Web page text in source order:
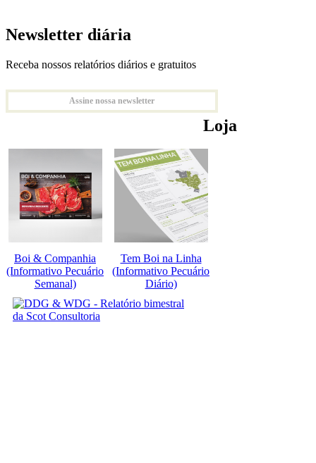
Newsletter diária
Receba nossos relatórios diários e gratuitos
Assine nossa newsletter
Loja
Boi & Companhia
(Informativo Pecuário
Semanal)
Tem Boi na Linha
(Informativo Pecuário
Diário)